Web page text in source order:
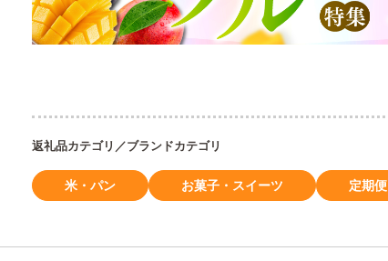
返礼品カテゴリ／ブランドカテゴリ
米・パン お菓子・スイーツ 定期便